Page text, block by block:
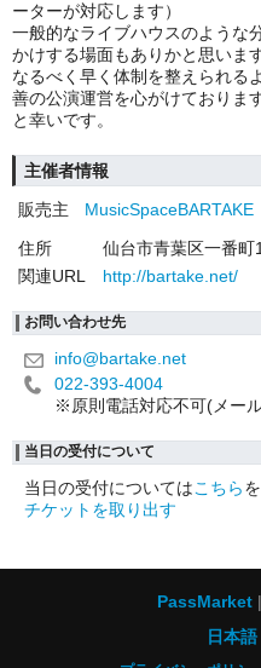
ーターが対応します）
一般的なライブハウスのような
かけする場面もありかと思います
なるべく早く体制を整えられる
善の公演運営を心がけておりま
と幸いです。
主催者情報
販売主
MusicSpaceBARTAKE
住所
仙台市青葉区一番
関連URL
http://bartake.net/
お問い合わせ先
info@bartake.net
022-393-4004
※原則電話対応不可(メー
当日の受付について
当日の受付についてはこちら
チケットを取り出す
PassMarket
日本語